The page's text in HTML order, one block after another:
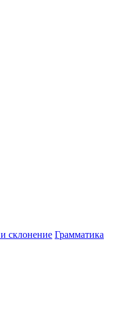
и склонение Грамматика